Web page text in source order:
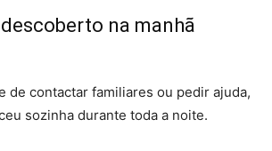
na manhã
de contactar familiares ou pedir ajuda,
sozinha durante toda a noite.